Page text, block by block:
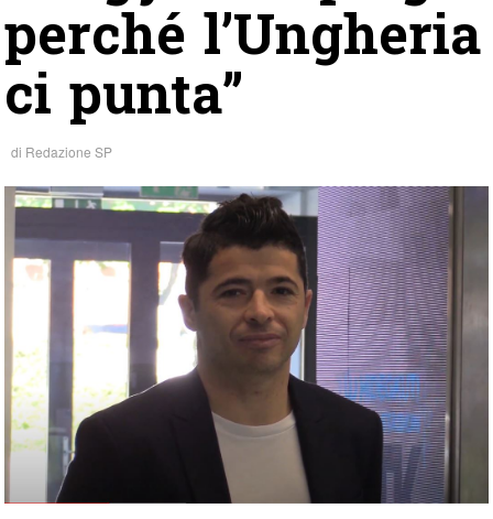
perché l’Ungheria
ci punta”
di Redazione SP